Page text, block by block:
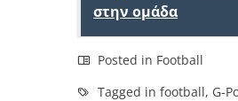
στην ομάδα
Posted in Football
Tagged in football, G-